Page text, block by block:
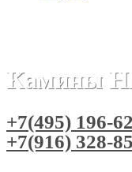
Камины
+7(495) 196-
+7(916) 328-